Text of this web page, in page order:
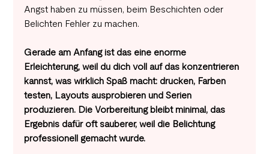
Angst haben zu müssen, beim Beschichten oder
Belichten Fehler zu machen.
Gerade am Anfang ist das eine enorme
Erleichterung, weil du dich voll auf das konzentrieren
kannst, was wirklich Spaß macht: drucken, Farben
testen, Layouts ausprobieren und Serien
produzieren. Die Vorbereitung bleibt minimal, das
Ergebnis dafür oft sauberer, weil die Belichtung
professionell gemacht wurde.